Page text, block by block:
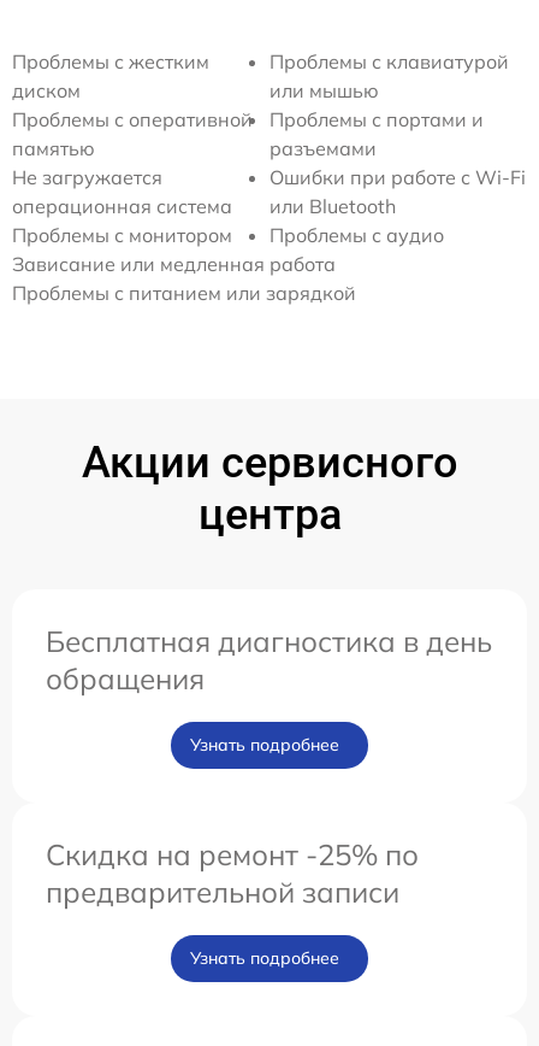
Проблемы с жестким
диском
Проблемы с оперативной
памятью
Не загружается
операционная система
Проблемы с монитором
Проблемы с клавиатурой
или мышью
Проблемы с портами и
разъемами
Ошибки при работе с Wi-Fi
или Bluetooth
Проблемы с аудио
Зависание или медленная работа
Проблемы с питанием или зарядкой
Акции сервисного
центра
Бесплатная диагностика в день
обращения
Узнать подробнее
Скидка на ремонт -25% по
предварительной записи
Узнать подробнее